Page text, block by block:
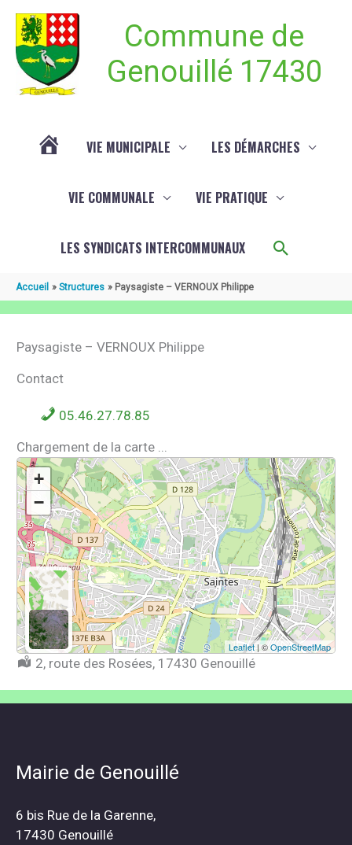
Commune de
Genouillé 17430
VIE MUNICIPALE LES DÉMARCHES
VIE COMMUNALE VIE PRATIQUE
LES SYNDICATS INTERCOMMUNAUX
Accueil Structures Paysagiste – VERNOUX Philippe
Paysagiste – VERNOUX Philippe
Contact
05.46.27.78.85
Chargement de la carte ...
+
−
Leaflet| ©OpenStreetMap
Localisation :
2, route des Rosées, 17430 Genouillé
Mairie de Genouillé
6 bis Rue de la Garenne,
17430 Genouillé